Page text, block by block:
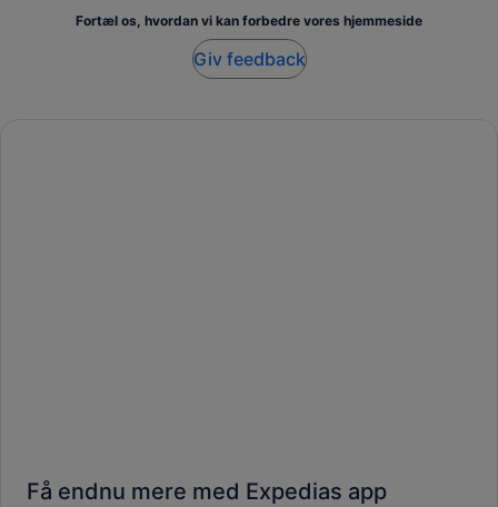
Fortæl os, hvordan vi kan forbedre vores hjemmeside
Giv feedback
Få endnu mere med Expedias app